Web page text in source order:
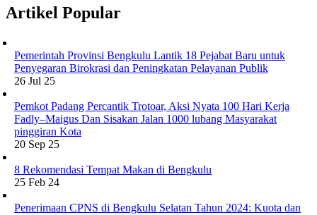
Artikel Popular
Pemerintah Provinsi Bengkulu Lantik 18 Pejabat Baru untuk
Penyegaran Birokrasi dan Peningkatan Pelayanan Publik
26 Jul 25
Pemkot Padang Percantik Trotoar, Aksi Nyata 100 Hari Kerja
Fadly–Maigus Dan Sisakan Jalan 1000 lubang Masyarakat
pinggiran Kota
20 Sep 25
8 Rekomendasi Tempat Makan di Bengkulu
25 Feb 24
Penerimaan CPNS di Bengkulu Selatan Tahun 2024: Kuota dan